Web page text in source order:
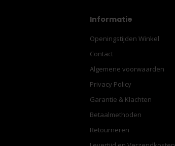
Informatie
Openingstijden Winkel
Contact
Algemene voorwaarden
Privacy Policy
Garantie & Klachten
Betaalmethoden
Retourneren